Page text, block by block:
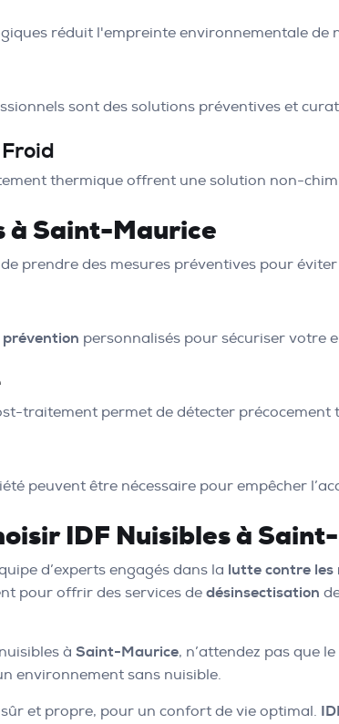
réduit l'empreinte environnementale de
sont des solutions préventives et
thermique offrent une solution non-
à Saint-Maurice
prendre des mesures préventives pour
prévention personnalisés pour sécuriser votre
traitement permet de détecter précocement
peuvent être nécessaire pour empêcher
IDF Nuisibles à
d’experts engagés dans la lutte contre les
pour offrir des services de désinsectisation
à Saint-Maurice, n’attendez pas que
environnement sans nuisible.
et propre, pour un confort de vie optimal.